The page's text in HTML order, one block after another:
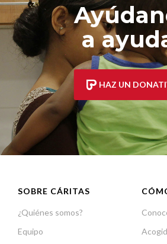
a
HAZ UN
SOBRE CÁRITAS
¿Quiénes somos?
Equipo